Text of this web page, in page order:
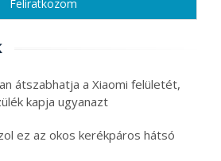
átszabhatja a Xiaomi felületét,
kapja ugyanazt
ez az okos kerékpáros hátsó